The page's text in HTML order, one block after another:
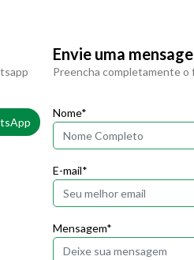
Envie uma
Preencha completamente o
Nome*
E-mail*
Mensagem*